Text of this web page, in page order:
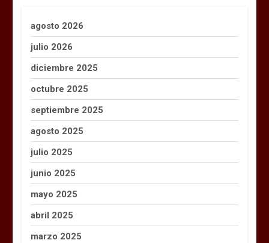
agosto 2026
julio 2026
diciembre 2025
octubre 2025
septiembre 2025
agosto 2025
julio 2025
junio 2025
mayo 2025
abril 2025
marzo 2025